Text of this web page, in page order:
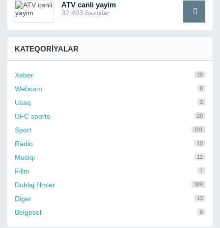
ATV canli yayim
32,403 baxışlar
KATEQORIYALAR
Xeber 29
Webcam 8
Usaq 3
UFC sports 20
Sport 101
Radio 10
Musiqi 12
Filim 7
Dublaj filmler 389
Diger 13
Belgesel 9